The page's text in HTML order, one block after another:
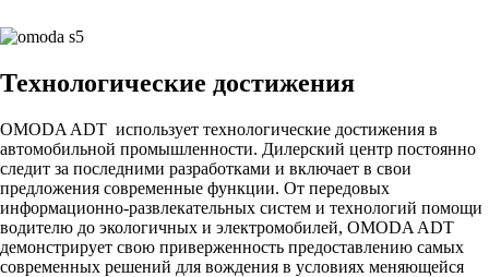
Технологические достижения
OMODA ADT использует технологические достижения в
автомобильной промышленности. Дилерский центр постоянно
следит за последними разработками и включает в свои
предложения современные функции. От передовых
информационно-развлекательных систем и технологий помощи
водителю до экологичных и электромобилей, OMODA ADT
демонстрирует свою приверженность предоставлению самых
современных решений для вождения в условиях меняющейся